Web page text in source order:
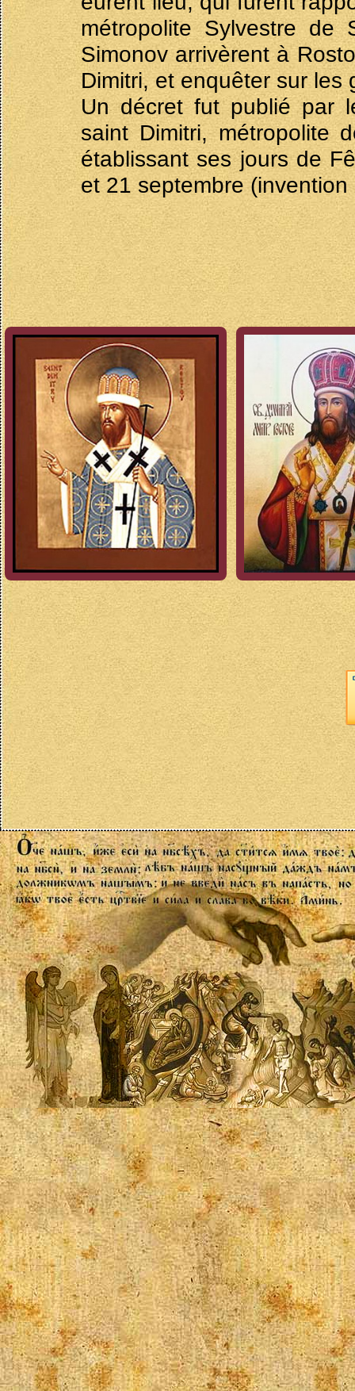
métropolite Sylvestre de
Simonov arrivèrent à
Dimitri, et enquêter sur les
Un décret fut publié par
saint Dimitri, métropolite
établissant ses jours de
et 21 septembre